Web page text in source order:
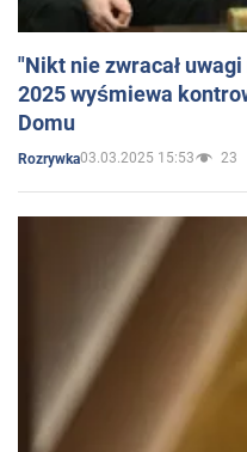
"Nikt nie zwracał
2025 wyśmiewa
Domu
Rozrywka03.03.2025 15:53 23